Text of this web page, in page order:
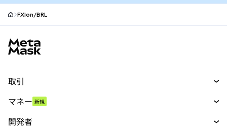
FXIon/BRL
取引
パーペチュアル
マネー 新規
開発者